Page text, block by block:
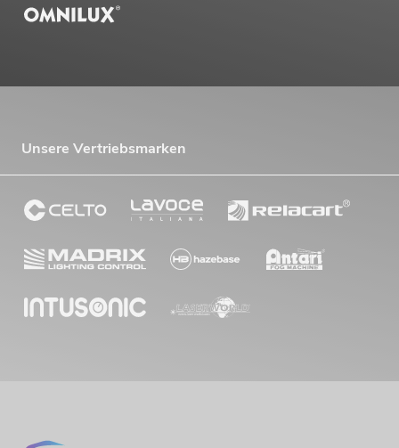
Unsere Vertriebsmarken